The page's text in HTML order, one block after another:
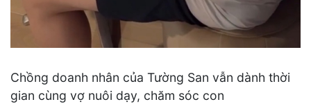
Chồng doanh nhân của Tường San vẫn dành thời
gian cùng vợ nuôi dạy, chăm sóc con